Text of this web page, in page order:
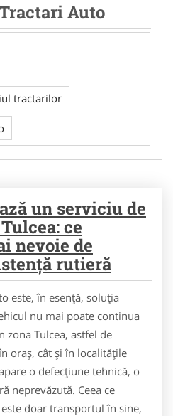
Auto
tractarilor
un serviciu de
ce
nevoie de
rutieră
este, în esență, soluția
nu mai poate continua
zona Tulcea, astfel de
oraș, cât și în localitățile
o defecțiune tehnică, o
neprevăzută. Ceea ce
doar transportul în sine,